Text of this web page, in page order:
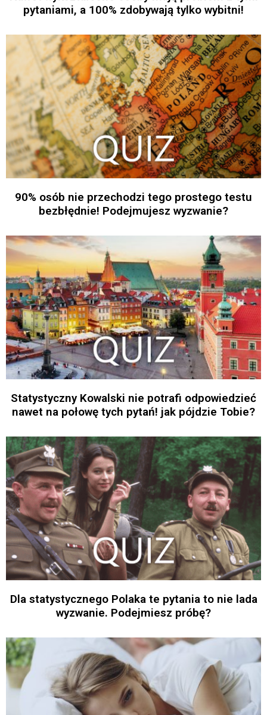
pytaniami, a 100% zdobywają tylko wybitni!
90% osób nie przechodzi tego prostego testu
bezbłędnie! Podejmujesz wyzwanie?
Statystyczny Kowalski nie potrafi odpowiedzieć
nawet na połowę tych pytań! jak pójdzie Tobie?
Dla statystycznego Polaka te pytania to nie lada
wyzwanie. Podejmiesz próbę?